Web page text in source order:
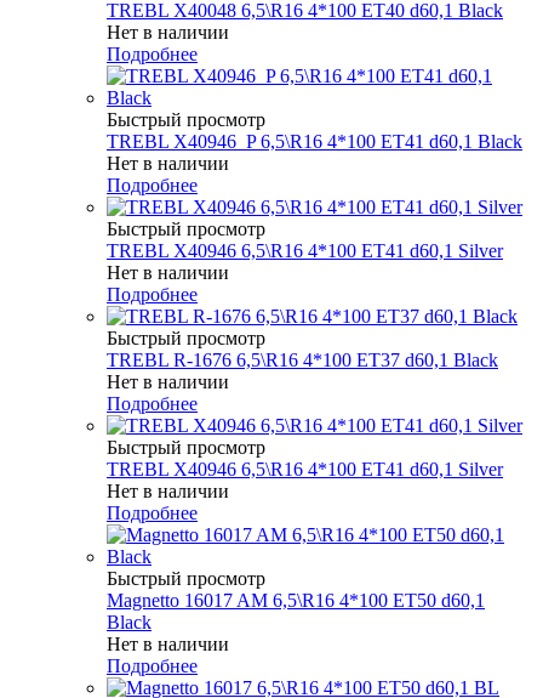
TREBL X40048 6,5\R16 4*100 ET40 d60,1 Black
Нет в наличии
Подробнее
Быстрый просмотр
TREBL X40946_P 6,5\R16 4*100 ET41 d60,1 Black
Нет в наличии
Подробнее
Быстрый просмотр
TREBL X40946 6,5\R16 4*100 ET41 d60,1 Silver
Нет в наличии
Подробнее
Быстрый просмотр
TREBL R-1676 6,5\R16 4*100 ET37 d60,1 Black
Нет в наличии
Подробнее
Быстрый просмотр
TREBL X40946 6,5\R16 4*100 ET41 d60,1 Silver
Нет в наличии
Подробнее
Быстрый просмотр
Magnetto 16017 AM 6,5\R16 4*100 ET50 d60,1
Black
Нет в наличии
Подробнее